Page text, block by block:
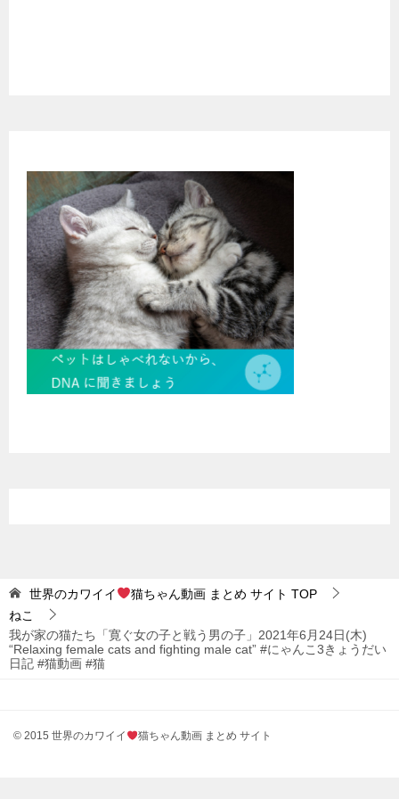
世界のカワイイ 猫ちゃん動画 まとめ サイト TOP
ねこ
我が家の猫たち「寛ぐ女の子と戦う男の子」2021年6月24日(木)
“Relaxing female cats and fighting male cat” #にゃんこ3きょうだい
日記 #猫動画 #猫
© 2015 世界のカワイイ 猫ちゃん動画 まとめ サイト